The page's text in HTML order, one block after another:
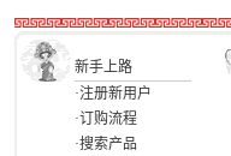
新手上路
·注册新用户
·订购流程
·搜索产品